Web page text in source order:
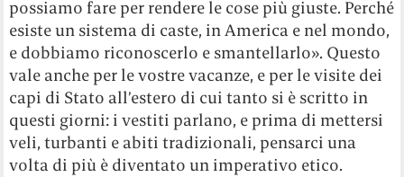
possiamo fare per rendere le cose più giuste. Perché
esiste un sistema di caste, in America e nel mondo,
e dobbiamo riconoscerlo e smantellarlo». Questo
vale anche per le vostre vacanze, e per le visite dei
capi di Stato all’estero di cui tanto si è scritto in
questi giorni: i vestiti parlano, e prima di mettersi
veli, turbanti e abiti tradizionali, pensarci una
volta di più è diventato un imperativo etico.